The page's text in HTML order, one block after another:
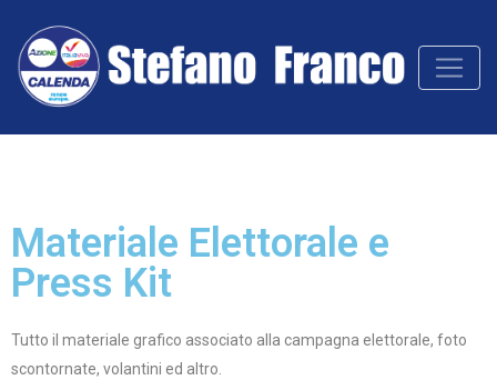
Materiale Elettorale e
Press Kit
Tutto il materiale grafico associato alla campagna elettorale, foto
scontornate, volantini ed altro.